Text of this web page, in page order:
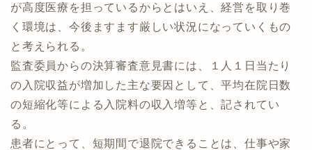
が高度医療を担っているからとはいえ、経営を取り巻
く環境は、今後ますます厳しい状況になっていくもの
と考えられる。
監査委員からの決算審査意見書には、１人１日当たり
の入院収益が増加した主な要因として、平均在院日数
の短縮化等による入院料の収入増等と、記されてい
る。
患者にとって、短期間で退院できることは、仕事や家